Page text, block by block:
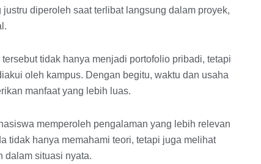
diperoleh saat terlibat langsung dalam proyek,
tidak hanya menjadi portofolio pribadi, tetapi
oleh kampus. Dengan begitu, waktu dan usaha
manfaat yang lebih luas.
memperoleh pengalaman yang lebih relevan
tidak hanya memahami teori, tetapi juga melihat
dalam situasi nyata.